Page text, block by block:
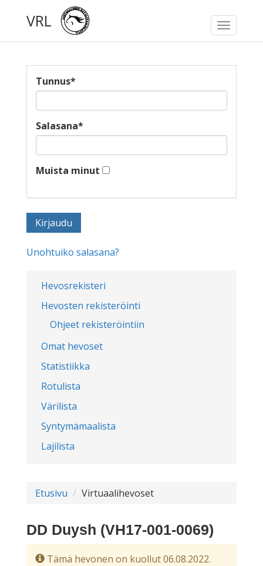
Toggle
VRL
Hevosrekisteri
Hevosten rekisteröinti
Ohjeet rekisteröintiin
Omat hevoset
Statistiikka
Rotulista
Värilista
Syntymämaalista
Lajilista
Tunnus*
Salasana*
Muista minut
Unohtuiko salasana?
Etusivu Virtuaalihevoset
DD Duysh (VH17-001-0069)
Tämä hevonen on kuollut 06.08.2022.